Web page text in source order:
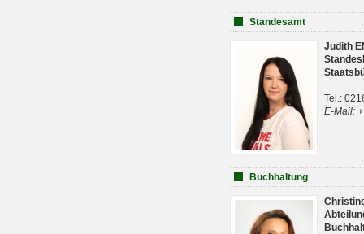
Standesamt
Judith
Tel.:
E-Mail:
Buchhaltung